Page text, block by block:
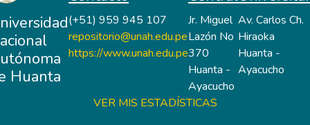
Huanta
(+51) 959 945 107
repositorio@unah.edu.pe
https://www.unah.edu.pe
Jr. Miguel
Lazón No
370
Huanta -
Ayacucho
Av. Carlos Ch.
Hiraoka
Huanta -
Ayacucho
VER MIS ESTADÍSTICAS